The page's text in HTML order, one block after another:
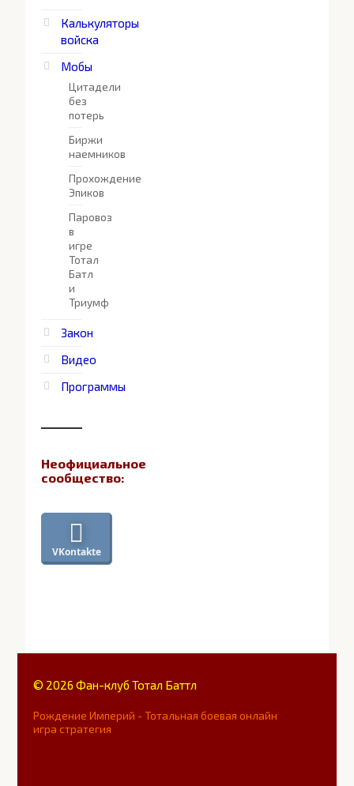
Калькуляторы
войска
Мобы
Цитадели
без
потерь
Биржи
наемников
Прохождение
Эпиков
Паровоз
в
игре
Тотал
Батл
и
Триумф
Закон
Видео
Программы
Неофициальное
сообщество:
VKontakte
© 2026 Фан-клуб Тотал Баттл
Рождение Империй - Тотальная боевая онлайн
игра стратегия